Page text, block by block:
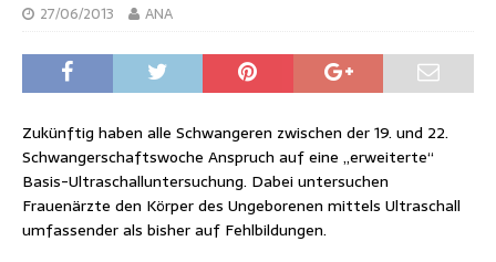
27/06/2013 ANA
Zukünftig haben alle Schwangeren zwischen der 19. und 22.
Schwangerschaftswoche Anspruch auf eine „erweiterte“
Basis-Ultraschalluntersuchung. Dabei untersuchen
Frauenärzte den Körper des Ungeborenen mittels Ultraschall
umfassender als bisher auf Fehlbildungen.